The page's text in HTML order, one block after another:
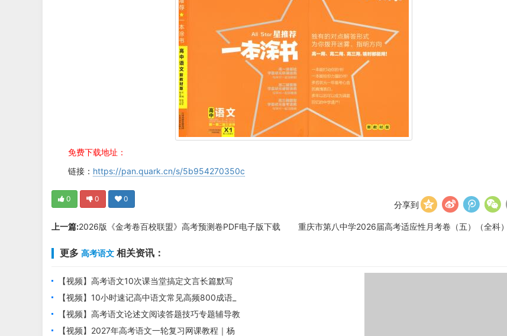
免费下载地址：
链接： https://pan.quark.cn/s/5b954270350c
分享到
0 0 0
上一篇:2026版《金考卷百校联盟》高考预测卷PDF电子版下载 重庆市第八中学2026届高考适应性月考卷（五）（全科）
更多 高考语文 相关资讯：
【视频】高考语文10次课当堂搞定文言长篇默写
培训课程
【视频】10小时速记高中语文常见高频800成语_
高考语文成语专题课
【视频】高考语文论述文阅读答题技巧专题辅导教
学视频
【视频】2027年高考语文一轮复习网课教程｜杨